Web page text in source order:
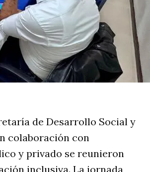
de Desarrollo Social y
colaboración con
y privado se reunieron
inclusiva. La jornada